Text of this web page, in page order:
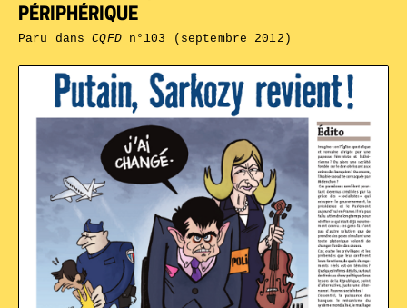
PÉRIPHÉRIQUE
Paru dansCQFDn°103 (septembre 2012)